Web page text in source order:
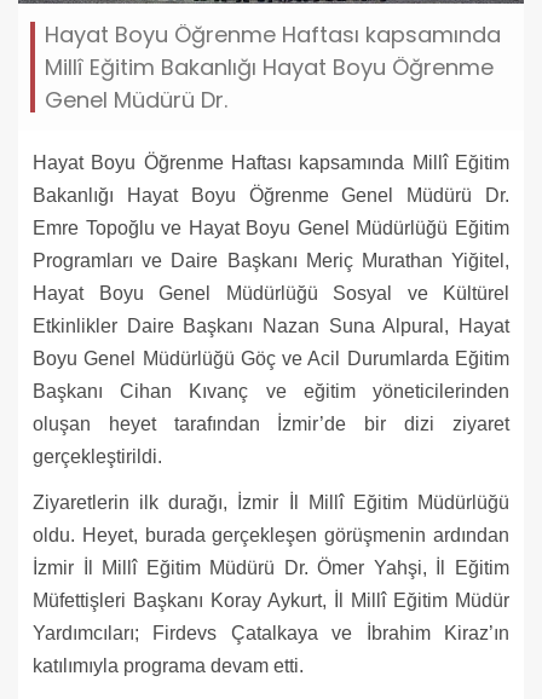
Hayat Boyu Öğrenme Haftası kapsamında
Millî Eğitim Bakanlığı Hayat Boyu Öğrenme
Genel Müdürü Dr.
Hayat Boyu Öğrenme Haftası kapsamında Millî Eğitim
Bakanlığı Hayat Boyu Öğrenme Genel Müdürü Dr.
Emre Topoğlu ve Hayat Boyu Genel Müdürlüğü Eğitim
Programları ve Daire Başkanı Meriç Murathan Yiğitel,
Hayat Boyu Genel Müdürlüğü Sosyal ve Kültürel
Etkinlikler Daire Başkanı Nazan Suna Alpural, Hayat
Boyu Genel Müdürlüğü Göç ve Acil Durumlarda Eğitim
Başkanı Cihan Kıvanç ve eğitim yöneticilerinden
oluşan heyet tarafından İzmir’de bir dizi ziyaret
gerçekleştirildi.
Ziyaretlerin ilk durağı, İzmir İl Millî Eğitim Müdürlüğü
oldu. Heyet, burada gerçekleşen görüşmenin ardından
İzmir İl Millî Eğitim Müdürü Dr. Ömer Yahşi, İl Eğitim
Müfettişleri Başkanı Koray Aykurt, İl Millî Eğitim Müdür
Yardımcıları; Firdevs Çatalkaya ve İbrahim Kiraz’ın
katılımıyla programa devam etti.